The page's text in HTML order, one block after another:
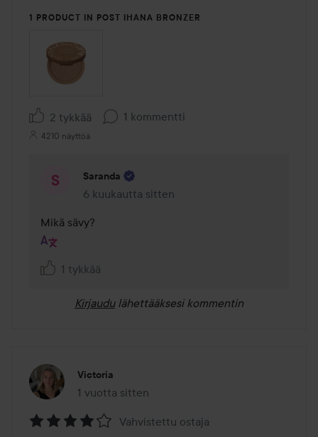
1 PRODUCT IN POST IHANA BRONZER
2 tykkää 1 kommentti
4210 näyttöä
Saranda
6 kuukautta sitten
Kommentti lisättiin 6 kuukautta sitten
Mikä sävy?
1 tykkää
Kirjaudu lähettääksesi kommentin
Victoria
1 vuotta sitten
Viesti luotiin 1 vuotta sitten
Vahvistettu ostaja